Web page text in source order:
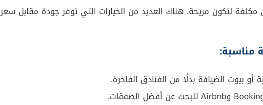
مكلفة لتكون مريحة. هناك العديد من الخيارات التي توفر جودة مقابل سعر
مناسبة:
أو بيوت الضيافة بدلًا من الفنادق الفاخرة.